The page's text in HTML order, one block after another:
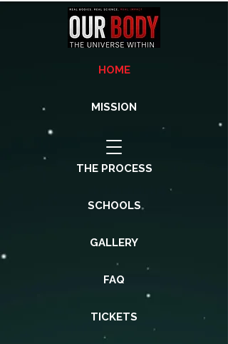
HOME
MISSION
THE PROCESS
SCHOOLS
GALLERY
FAQ
TICKETS